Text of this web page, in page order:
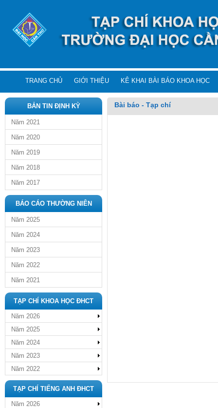
TRANG CHỦ GIỚI THIỆU KÊ KHAI BÀI BÁO KHOA HỌC
BẢN TIN ĐỊNH KỲ
Năm 2021
Năm 2020
Năm 2019
Năm 2018
Năm 2017
BÁO CÁO THƯỜNG NIÊN
Năm 2025
Năm 2024
Năm 2023
Năm 2022
Năm 2021
TẠP CHÍ KHOA HỌC ĐHCT
Năm 2026
Năm 2025
Năm 2024
Năm 2023
Năm 2022
TẠP CHÍ TIẾNG ANH ĐHCT
Năm 2026
Bài báo - Tạp chí